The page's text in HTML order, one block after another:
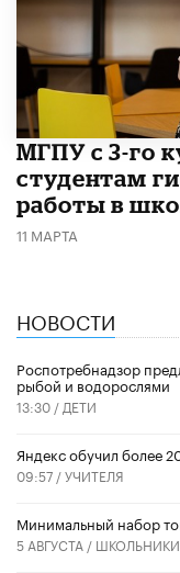
МГПУ с 3-го
студентам
работы в
11 МАРТА
НОВОСТИ
Роспотребнадзор
рыбой и водорослями
13:30 / ДЕТИ
​Яндекс обучил более
09:57 /УЧИТЕЛЯ
Минимальный набор
5 АВГУСТА / ШКОЛЬНИКИ